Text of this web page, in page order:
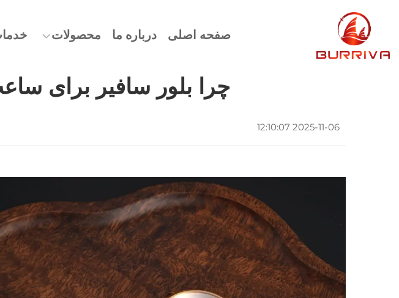
صفحه اصلی درباره ما محصولات
چرا بلور سافیر برای
2025-11-06 12:10:07